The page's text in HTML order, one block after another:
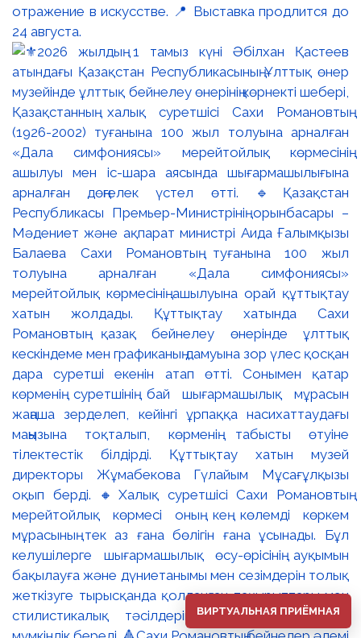
отражение в искусстве. 📍 Выставка продлится до
24 августа.
ВИРТУАЛЬНАЯ ПРИЁМНАЯ